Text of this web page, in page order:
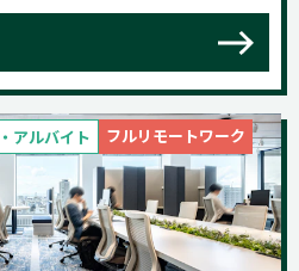
アルバイト フルリモートワーク